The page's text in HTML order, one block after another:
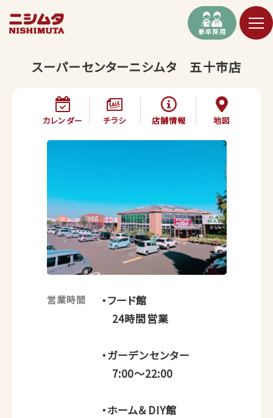
新卒採用
スーパーセンターニシムタ 五十市店
カレンダー チラシ 店舗情報 地図
営業時間
・フード館
24時間営業
・ガーデンセンター
7:00～22:00
・ホーム＆DIY館